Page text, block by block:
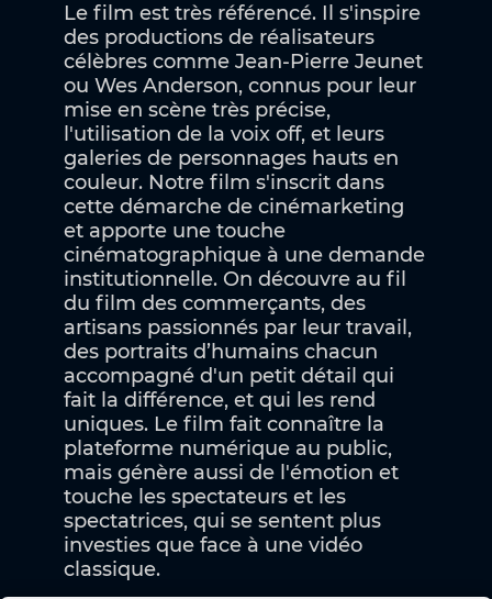
Le film est très référencé. Il s'inspire
des productions de réalisateurs
célèbres comme Jean-Pierre Jeunet
ou Wes Anderson, connus pour leur
mise en scène très précise,
l'utilisation de la voix off, et leurs
galeries de personnages hauts en
couleur. Notre film s'inscrit dans
cette démarche de cinémarketing
et apporte une touche
cinématographique à une demande
institutionnelle. On découvre au fil
du film des commerçants, des
artisans passionnés par leur travail,
des portraits d’humains chacun
accompagné d'un petit détail qui
fait la différence, et qui les rend
uniques. Le film fait connaître la
plateforme numérique au public,
mais génère aussi de l'émotion et
touche les spectateurs et les
spectatrices, qui se sentent plus
investies que face à une vidéo
classique.